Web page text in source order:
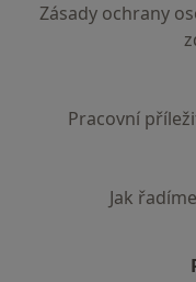
Zásady ochrany
Pracovní
Jak